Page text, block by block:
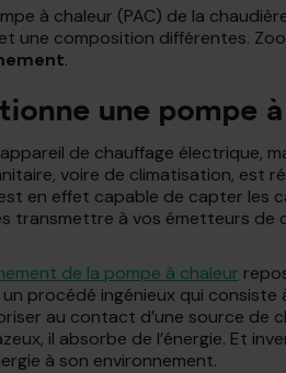
à chaleur (PAC) de la
une composition différentes.
.
une pompe à
de chauffage électrique,
voire de climatisation, est
en effet capable de capter les
transmettre à vos émetteurs de
de la pompe à chaleur
un procédé ingénieux qui
au contact d’une source de
il absorbe de l’énergie. Et
à son environnement.